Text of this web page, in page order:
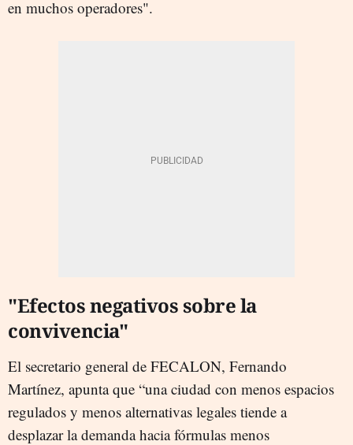
en muchos operadores".
"Efectos negativos sobre la
convivencia"
El secretario general de FECALON, Fernando
Martínez, apunta que “una ciudad con menos espacios
regulados y menos alternativas legales tiende a
desplazar la demanda hacia fórmulas menos